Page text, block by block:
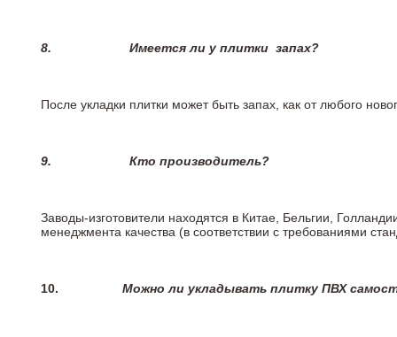
8. Имеется ли у плитки запах?
После укладки плитки может быть запах, как от любого
9. Кто производитель?
Заводы-изготовители находятся в Китае, Бельгии,
менеджмента качества (в соответствии с требованиями
10. Можно ли укладывать плитку ПВХ